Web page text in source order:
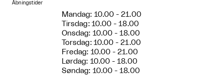
Åbningstider
Mandag: 10.00 - 21.00
Tirsdag: 10.00 - 18.00
Onsdag: 10.00 - 18.00
Torsdag: 10.00 - 21.00
Fredag: 10.00 - 21.00
Lørdag: 10.00 - 18.00
Søndag: 10.00 - 18.00